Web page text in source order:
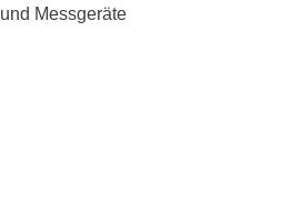
Messgeräte